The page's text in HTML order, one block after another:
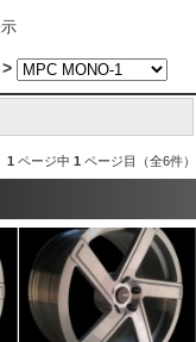
>
1 ページ中 1 ページ目（全6件）